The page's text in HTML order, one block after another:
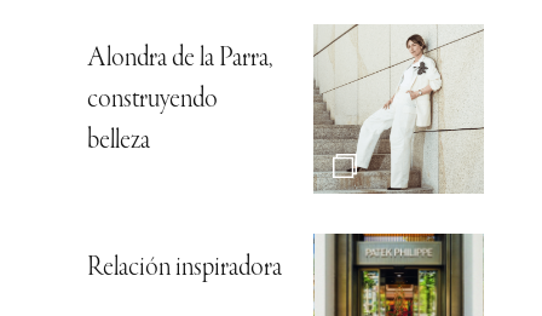
Alondra de la Parra,
construyendo
belleza
Relación inspiradora